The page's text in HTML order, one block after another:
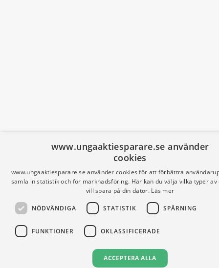
www.ungaaktiesparare.se använder
cookies
www.ungaaktiesparare.se använder cookies för att förbättra
samla in statistik och för marknadsföring. Här kan du välja vilka typer av
vill spara på din dator. Läs mer
NÖDVÄNDIGA STATISTIK SPÅRNING
FUNKTIONER OKLASSIFICERADE
ACCEPTERA ALLA